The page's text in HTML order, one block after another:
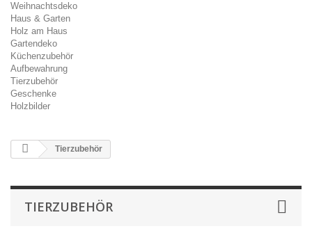
Weihnachtsdeko
Haus & Garten
Holz am Haus
Gartendeko
Küchenzubehör
Aufbewahrung
Tierzubehör
Geschenke
Holzbilder
Tierzubehör
TIERZUBEHÖR